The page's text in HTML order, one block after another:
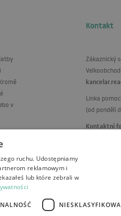
v
Kontakt
Zákaznický
Linka
(od pondělí
Kontaktní
ruchu. Udostępniamy
reklamowym i
lub które zebrali w